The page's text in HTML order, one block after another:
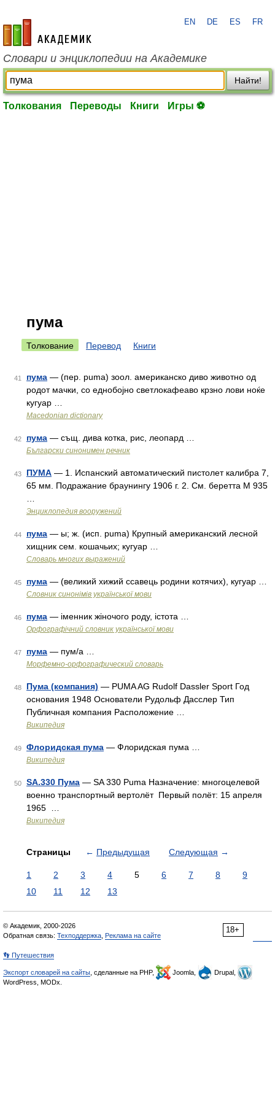
academic.ru
EN DE ES FR
Словари и энциклопедии на Академике
Найти!
Толкования Переводы Книги Игры ⚽
пума
Толкование Перевод Книги
41 пума — (пер. puma) зоол. американско диво животно од
родот мачки, со еднобојно светлокафеаво крзно лови ноќе
кугуар …
Macedonian dictionary
42 пума — същ. дива котка, рис, леопард …
Български синонимен речник
43 ПУМА — 1. Испанский автоматический пистолет калибра 7,
65 мм. Подражание браунингу 1906 г. 2. См. беретта М 935
Энциклопедия вооружений
44 пума — ы; ж. (исп. puma) Крупный американский лесной
хищник сем. кошачьих; кугуар …
Словарь многих выражений
45 пума — (великий хижий ссавець родини котячих), кугуар …
Словник синонімів української мови
46 пума — іменник жіночого роду, істота …
Орфографічний словник української мови
47 пума — пум/а …
Морфемно-орфографический словарь
48 Пума (компания) — PUMA AG Rudolf Dassler Sport Год
основания 1948 Основатели Рудольф Дасслер Тип
Публичная компания Расположение …
Википедия
49 Флоридская пума — Флоридская пума …
Википедия
50 SA.330 Пума — SA 330 Puma Назначение: многоцелевой
военно транспортный вертолёт Первый полёт: 15 апреля
1965 …
Википедия
Страницы ← Предыдущая Следующая →
1 2 3 4 5 6 7 8
9
10
11 12 13
18+
© Академик, 2000-2026
Обратная связь: Техподдержка Реклама на сайте
👣 Путешествия
Экспорт словарей на сайты , сделанные на PHP, Joomla,
Drupal,
WordPress, MODx.